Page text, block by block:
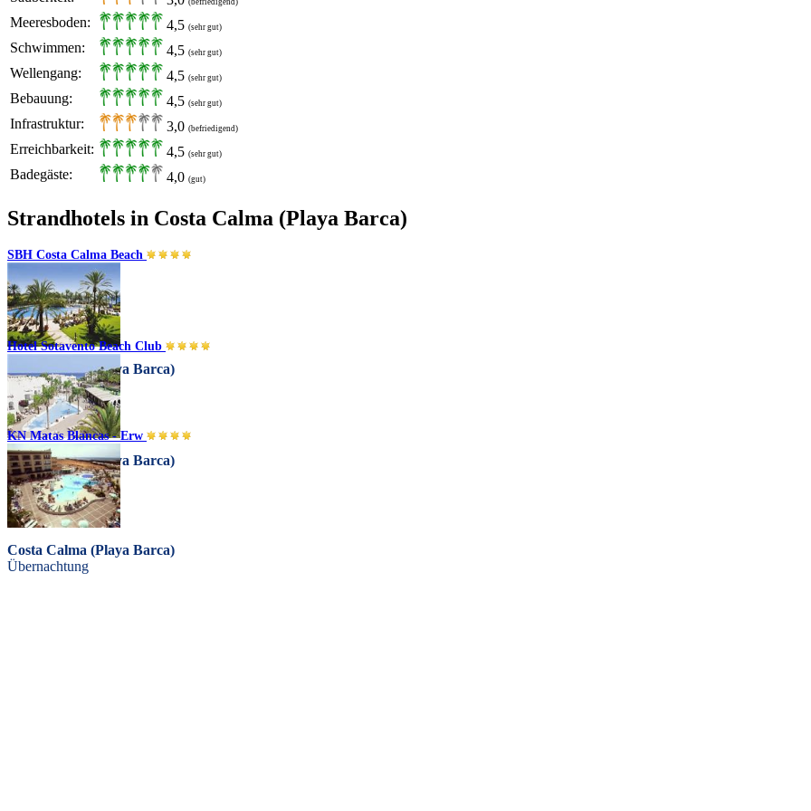
Meeresboden: 4,5 (sehr gut)
Schwimmen: 4,5 (sehr gut)
Wellengang: 4,5 (sehr gut)
Bebauung: 4,5 (sehr gut)
Infrastruktur: 3,0 (befriedigend)
Erreichbarkeit: 4,5 (sehr gut)
Badegäste: 4,0 (gut)
Strandhotels in Costa Calma (Playa Barca)
SBH Costa Calma Beach
Costa Calma (Playa Barca)
All Inklusive
Hotel Sotavento Beach Club
Costa Calma (Playa Barca)
Halbpension
KN Matas Blancas - Erw
Costa Calma (Playa Barca)
Übernachtung